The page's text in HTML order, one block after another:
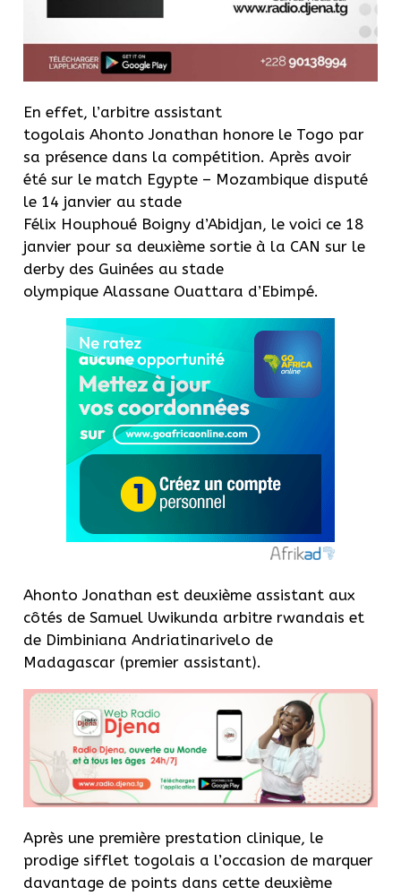
En effet, l’arbitre assistant
togolais Ahonto Jonathan honore le Togo par
sa présence dans la compétition. Après avoir
été sur le match Egypte – Mozambique disputé
le 14 janvier au stade
Félix Houphoué Boigny d’Abidjan, le voici ce 18
janvier pour sa deuxième sortie à la CAN sur le
derby des Guinées au stade
olympique Alassane Ouattara d’Ebimpé.
Ahonto Jonathan est deuxième assistant aux
côtés de Samuel Uwikunda arbitre rwandais et
de Dimbiniana Andriatinarivelo de
Madagascar (premier assistant).
Après une première prestation clinique, le
prodige sifflet togolais a l’occasion de marquer
davantage de points dans cette deuxième